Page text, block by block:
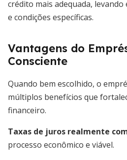
crédito mais adequada,
e condições específicas.
Vantagens do
Consciente
Quando bem escolhido, o
múltiplos benefícios que
financeiro.
Taxas de juros realmente
processo econômico e viável.